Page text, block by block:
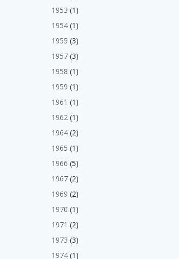
1953 1 1
1954 1 1
1955 33
1957 33
1958 1 1
1959 1 1
1961 1 1
1962 1 1
1964 22
1965 1 1
1966 55
1967 22
1969 22
1970 1 1
1971 22
1973 33
1974 1 1